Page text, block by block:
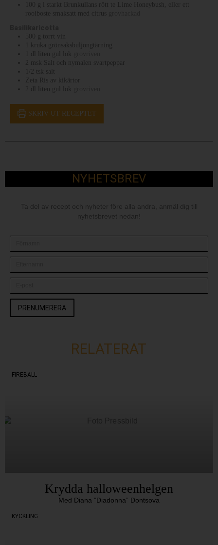
100 g
l starkt Brunkullans rött te Lime Honeybush, eller ett
rooiboste smaksatt med citrus
500 g
torrt vin
kruka grönsaksbuljongtärning
dl liten gul lök
2
msk Salt och nymalen svartpeppar
1/2 tsk
salt
Zeta Ris av kikärtor
2 dl liten gul lök
SKRIV UT RECEPTET
NYHETSBREV
Ta del av recept och nyheter före alla andra, anmäl dig till
nyhetsbrevet nedan!
PRENUMERERA
RELATERAT
FIREBALL
Krydda halloweenhelgen
Med Diana ”Diadonna” Dontsova
KYCKLING